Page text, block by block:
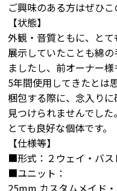
ご興味のある方はぜひこ
【状態】
外観・音質ともに、とて
展示していたことも綿
ましたし、前オーナー
5年間使用してきたとは
梱包する際に、念入り
見つけられませんでした。
とても良好な個体です。
【仕様等】
■形式：２ウェイ・バス
■ユニット：
25mm カスタムメイド